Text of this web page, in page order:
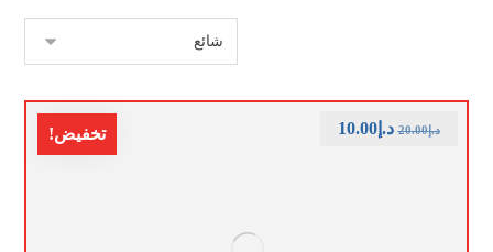
تخفيض! د.إ20.00 د.إ10.00